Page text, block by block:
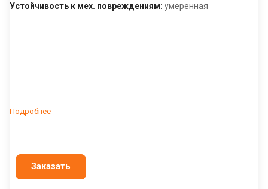
Устойчивость к мех. повреждениям: умеренная
Подробнее
Заказать